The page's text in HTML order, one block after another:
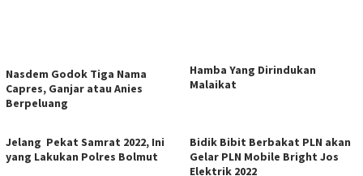
Nasdem Godok Tiga Nama
Capres, Ganjar atau Anies
Berpeluang
Hamba Yang Dirindukan
Malaikat
Jelang Pekat Samrat 2022, Ini
yang Lakukan Polres Bolmut
Bidik Bibit Berbakat PLN akan
Gelar PLN Mobile Bright Jos
Elektrik 2022